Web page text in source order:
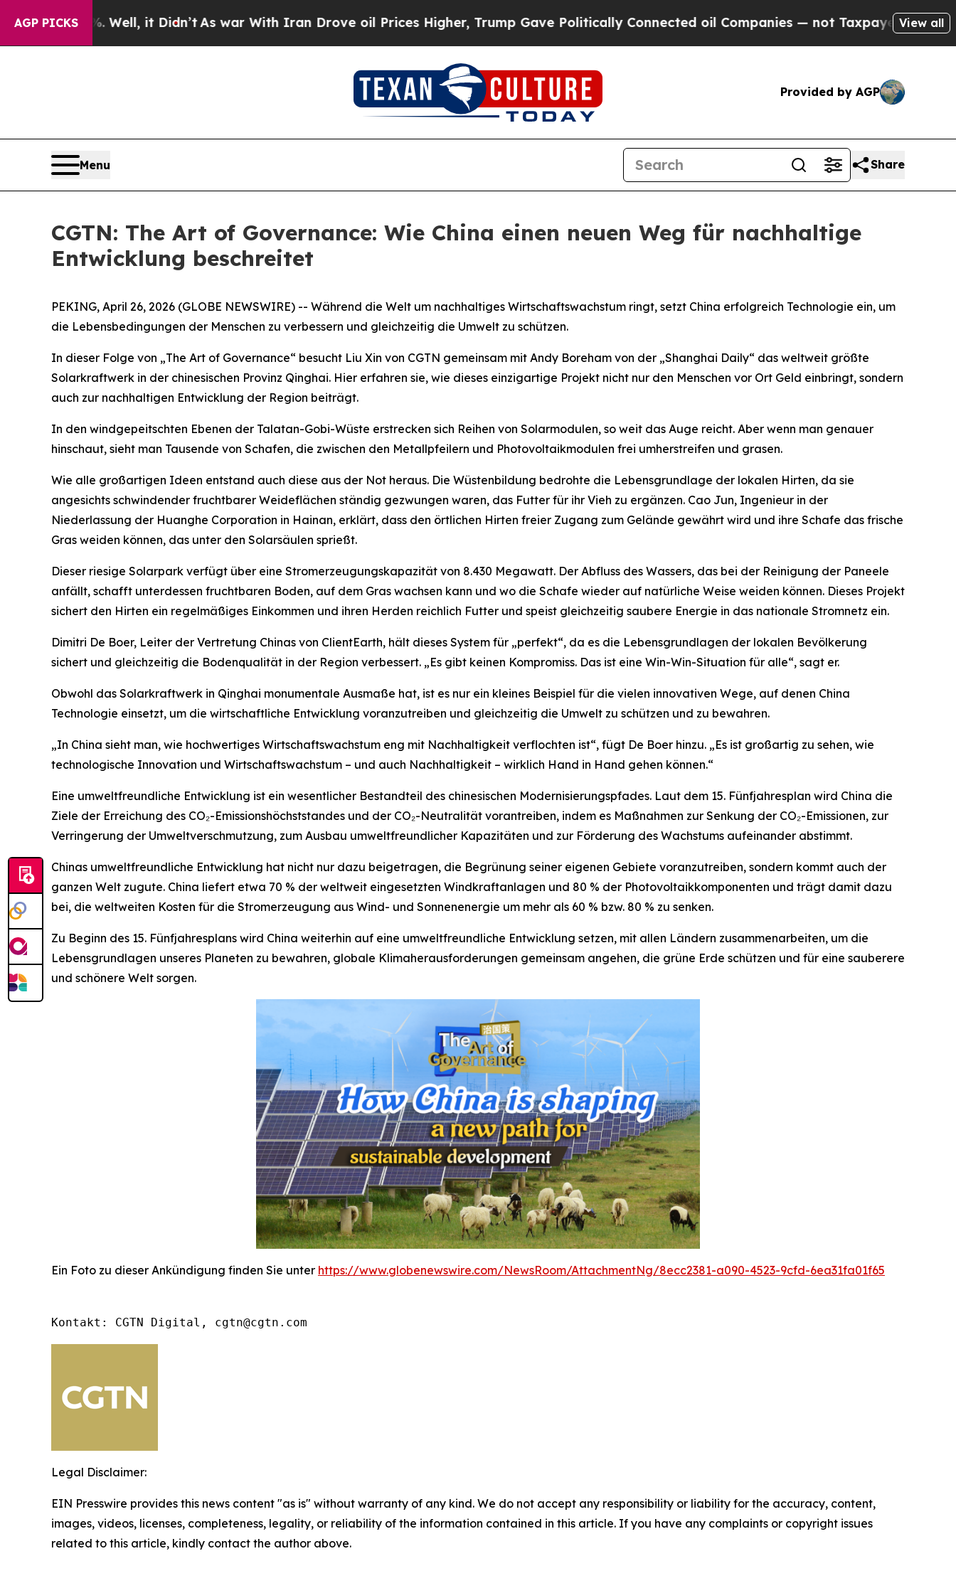
AGP PICKS
Well, it Didn’tAs war With Iran Drove oil Prices Higher, Trump Gave Politically Connected oil Companies — not Taxpayers — the Chance to
View all
Provided by AGP
Menu Share
CGTN: The Art of Governance: Wie China einen neuen Weg für nachhaltige
Entwicklung beschreitet
PEKING, April 26, 2026 (GLOBE NEWSWIRE) -- Während die Welt um nachhaltiges Wirtschaftswachstum ringt, setzt China erfolgreich Technologie ein, um
die Lebensbedingungen der Menschen zu verbessern und gleichzeitig die Umwelt zu schützen.
In dieser Folge von „The Art of Governance“ besucht Liu Xin von CGTN gemeinsam mit Andy Boreham von der „Shanghai Daily“ das weltweit größte
Solarkraftwerk in der chinesischen Provinz Qinghai. Hier erfahren sie, wie dieses einzigartige Projekt nicht nur den Menschen vor Ort Geld einbringt, sondern
auch zur nachhaltigen Entwicklung der Region beiträgt.
In den windgepeitschten Ebenen der Talatan-Gobi-Wüste erstrecken sich Reihen von Solarmodulen, so weit das Auge reicht. Aber wenn man genauer
hinschaut, sieht man Tausende von Schafen, die zwischen den Metallpfeilern und Photovoltaikmodulen frei umherstreifen und grasen.
Wie alle großartigen Ideen entstand auch diese aus der Not heraus. Die Wüstenbildung bedrohte die Lebensgrundlage der lokalen Hirten, da sie
angesichts schwindender fruchtbarer Weideflächen ständig gezwungen waren, das Futter für ihr Vieh zu ergänzen. Cao Jun, Ingenieur in der
Niederlassung der Huanghe Corporation in Hainan, erklärt, dass den örtlichen Hirten freier Zugang zum Gelände gewährt wird und ihre Schafe das frische
Gras weiden können, das unter den Solarsäulen sprießt.
Dieser riesige Solarpark verfügt über eine Stromerzeugungskapazität von 8.430 Megawatt. Der Abfluss des Wassers, das bei der Reinigung der Paneele
anfällt, schafft unterdessen fruchtbaren Boden, auf dem Gras wachsen kann und wo die Schafe wieder auf natürliche Weise weiden können. Dieses Projekt
sichert den Hirten ein regelmäßiges Einkommen und ihren Herden reichlich Futter und speist gleichzeitig saubere Energie in das nationale Stromnetz ein.
Dimitri De Boer, Leiter der Vertretung Chinas von ClientEarth, hält dieses System für „perfekt“, da es die Lebensgrundlagen der lokalen Bevölkerung
sichert und gleichzeitig die Bodenqualität in der Region verbessert. „Es gibt keinen Kompromiss. Das ist eine Win-Win-Situation für alle“, sagt er.
Obwohl das Solarkraftwerk in Qinghai monumentale Ausmaße hat, ist es nur ein kleines Beispiel für die vielen innovativen Wege, auf denen China
Technologie einsetzt, um die wirtschaftliche Entwicklung voranzutreiben und gleichzeitig die Umwelt zu schützen und zu bewahren.
„In China sieht man, wie hochwertiges Wirtschaftswachstum eng mit Nachhaltigkeit verflochten ist“, fügt De Boer hinzu. „Es ist großartig zu sehen, wie
technologische Innovation und Wirtschaftswachstum – und auch Nachhaltigkeit – wirklich Hand in Hand gehen können.“
Eine umweltfreundliche Entwicklung ist ein wesentlicher Bestandteil des chinesischen Modernisierungspfades. Laut dem 15. Fünfjahresplan wird China die
Ziele der Erreichung des CO₂-Emissionshöchststandes und der CO₂-Neutralität vorantreiben, indem es Maßnahmen zur Senkung der CO₂-Emissionen, zur
Verringerung der Umweltverschmutzung, zum Ausbau umweltfreundlicher Kapazitäten und zur Förderung des Wachstums aufeinander abstimmt.
Chinas umweltfreundliche Entwicklung hat nicht nur dazu beigetragen, die Begrünung seiner eigenen Gebiete voranzutreiben, sondern kommt auch der
ganzen Welt zugute. China liefert etwa 70 % der weltweit eingesetzten Windkraftanlagen und 80 % der Photovoltaikkomponenten und trägt damit dazu
bei, die weltweiten Kosten für die Stromerzeugung aus Wind- und Sonnenenergie um mehr als 60 % bzw. 80 % zu senken.
Zu Beginn des 15. Fünfjahresplans wird China weiterhin auf eine umweltfreundliche Entwicklung setzen, mit allen Ländern zusammenarbeiten, um die
Lebensgrundlagen unseres Planeten zu bewahren, globale Klimaherausforderungen gemeinsam angehen, die grüne Erde schützen und für eine sauberere
und schönere Welt sorgen.
Ein Foto zu dieser Ankündigung finden Sie unter https://www.globenewswire.com/NewsRoom/AttachmentNg/8ecc2381-a090-4523-9cfd-6ea31fa01f65
Kontakt: CGTN Digital, cgtn@cgtn.com
Legal Disclaimer:
EIN Presswire provides this news content "as is" without warranty of any kind. We do not accept any responsibility or liability for the accuracy, content,
images, videos, licenses, completeness, legality, or reliability of the information contained in this article. If you have any complaints or copyright issues
related to this article, kindly contact the author above.